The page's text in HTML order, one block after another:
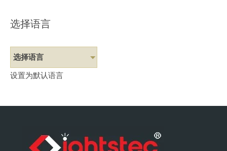
选择语言
选择语言
设置为默认语言